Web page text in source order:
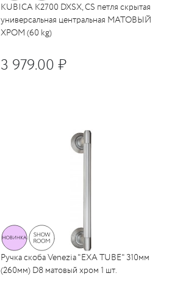
KUBICA K2700 DXSX, CS петля скрытая
универсальная центральная МАТОВЫЙ
ХРОМ (60 kg)
3 979.00 ₽
Ручка скоба Venezia "EXA TUBE" 310мм
(260мм) D8 матовый хром 1 шт.